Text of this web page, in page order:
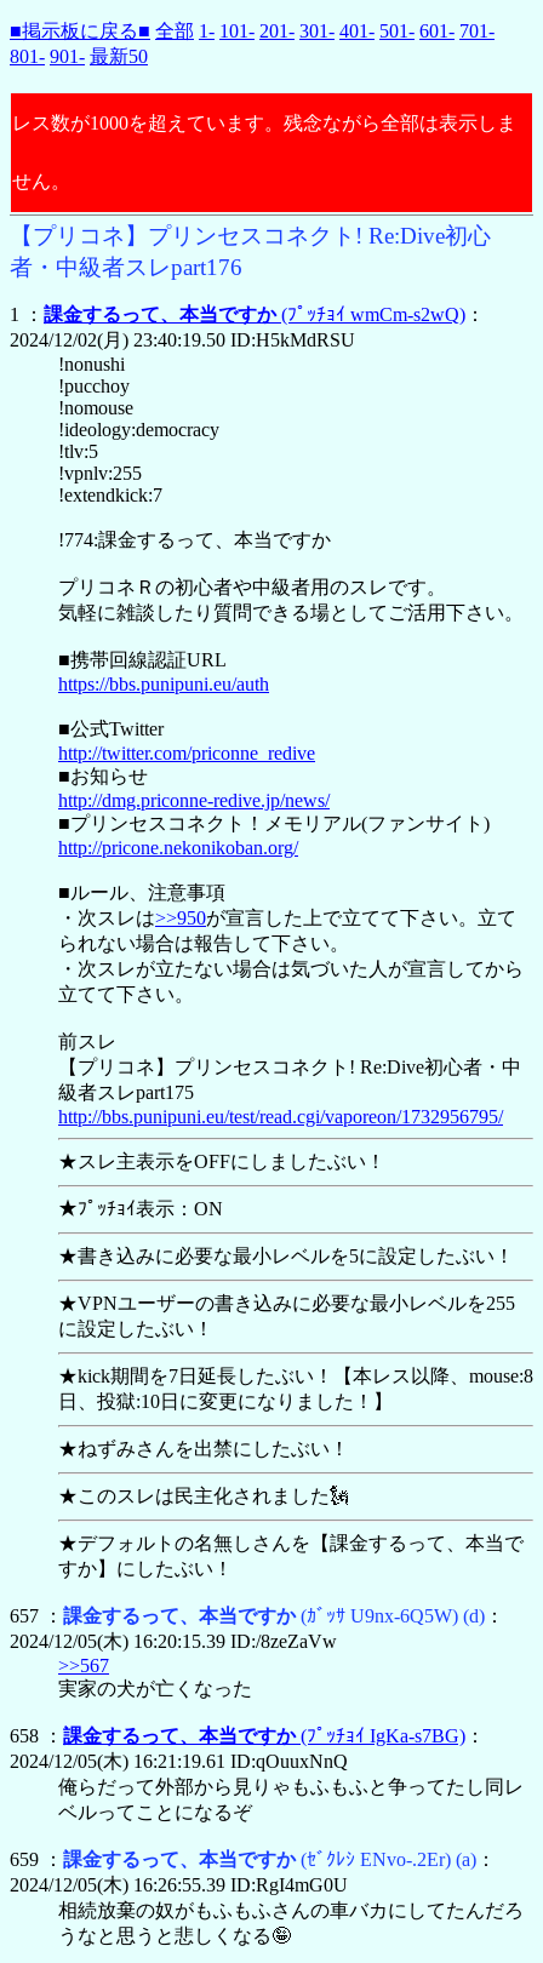
■掲示板に戻る■ 全部 1- 101- 201- 301- 401- 501- 601- 701-
801- 901- 最新50
レス数が1000を超えています。残念ながら全部は表示しま
せん。
【プリコネ】プリンセスコネクト! Re:Dive初心
者・中級者スレpart176
1 ： 課金するって、本当ですか(ﾌﾟｯﾁｮｲ wmCm-s2wQ) ：
2024/12/02(月) 23:40:19.50 ID:H5kMdRSU
!nonushi
!pucchoy
!nomouse
!ideology:democracy
!tlv:5
!vpnlv:255
!extendkick:7
!774:課金するって、本当ですか
プリコネＲの初心者や中級者用のスレです。
気軽に雑談したり質問できる場としてご活用下さい。
■携帯回線認証URL
https://bbs.punipuni.eu/auth
■公式Twitter
http://twitter.com/priconne_redive
■お知らせ
http://dmg.priconne-redive.jp/news/
■プリンセスコネクト！メモリアル(ファンサイト)
http://pricone.nekonikoban.org/
■ルール、注意事項
・次スレは>>950が宣言した上で立てて下さい。立て
られない場合は報告して下さい。
・次スレが立たない場合は気づいた人が宣言してから
立てて下さい。
前スレ
【プリコネ】プリンセスコネクト! Re:Dive初心者・中
級者スレpart175
http://bbs.punipuni.eu/test/read.cgi/vaporeon/1732956795/
★スレ主表示をOFFにしましたぶい！
★ﾌﾟｯﾁｮｲ表示：ON
★書き込みに必要な最小レベルを5に設定したぶい！
★VPNユーザーの書き込みに必要な最小レベルを255
に設定したぶい！
★kick期間を7日延長したぶい！【本レス以降、mouse:8
日、投獄:10日に変更になりました！】
★ねずみさんを出禁にしたぶい！
★このスレは民主化されました🗽
★デフォルトの名無しさんを【課金するって、本当で
すか】にしたぶい！
657 ： 課金するって、本当ですか(ｶﾞｯｻ U9nx-6Q5W) (d) ：
2024/12/05(木) 16:20:15.39 ID:/8zeZaVw
>>567
実家の犬が亡くなった
658 ： 課金するって、本当ですか(ﾌﾟｯﾁｮｲ IgKa-s7BG) ：
2024/12/05(木) 16:21:19.61 ID:qOuuxNnQ
俺らだって外部から見りゃもふもふと争ってたし同レ
ベルってことになるぞ
659 ： 課金するって、本当ですか(ｾﾞｸﾚｼ ENvo-.2Er) (a) ：
2024/12/05(木) 16:26:55.39 ID:RgI4mG0U
相続放棄の奴がもふもふさんの車バカにしてたんだろ
うなと思うと悲しくなる🤪